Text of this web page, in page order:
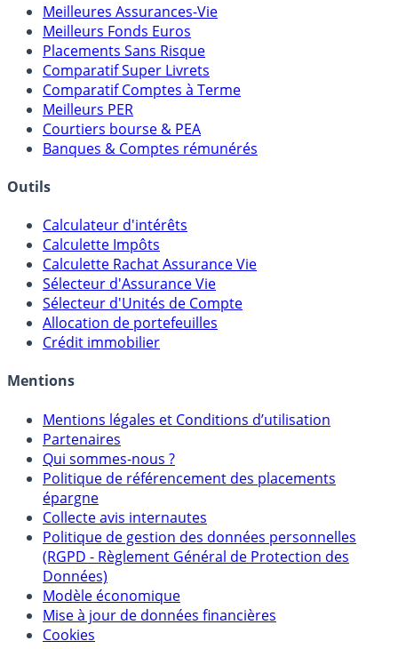
Meilleures Assurances-Vie
Meilleurs Fonds Euros
Placements Sans Risque
Comparatif Super Livrets
Comparatif Comptes à Terme
Meilleurs PER
Courtiers bourse & PEA
Banques & Comptes rémunérés
Outils
Calculateur d'intérêts
Calculette Impôts
Calculette Rachat Assurance Vie
Sélecteur d'Assurance Vie
Sélecteur d'Unités de Compte
Allocation de portefeuilles
Crédit immobilier
Mentions
Mentions légales et Conditions d’utilisation
Partenaires
Qui sommes-nous ?
Politique de référencement des placements
épargne
Collecte avis internautes
Politique de gestion des données personnelles
(RGPD - Règlement Général de Protection des
Données)
Modèle économique
Mise à jour de données financières
Cookies